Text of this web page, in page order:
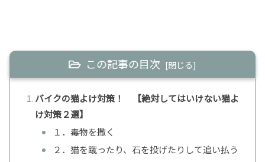
この記事の目次
バイクの猫よけ対策！ 【絶対してはいけない猫よ
け対策２選】
１．毒物を撒く
２．猫を蹴ったり、石を投げたりして追い払う